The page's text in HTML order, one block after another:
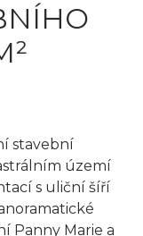
stavební
území
s uliční šíří
Panny Marie a